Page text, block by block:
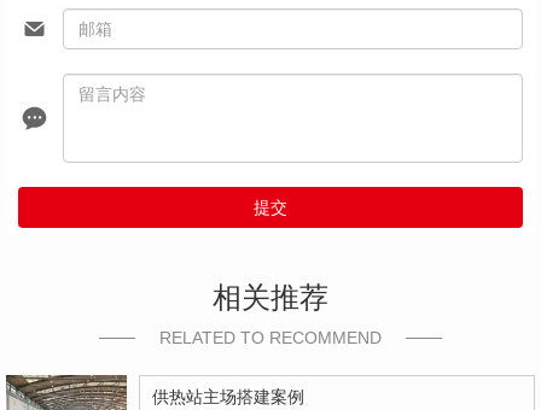
提交
相关推荐
RELATED TO RECOMMEND
供热站主场搭建案例